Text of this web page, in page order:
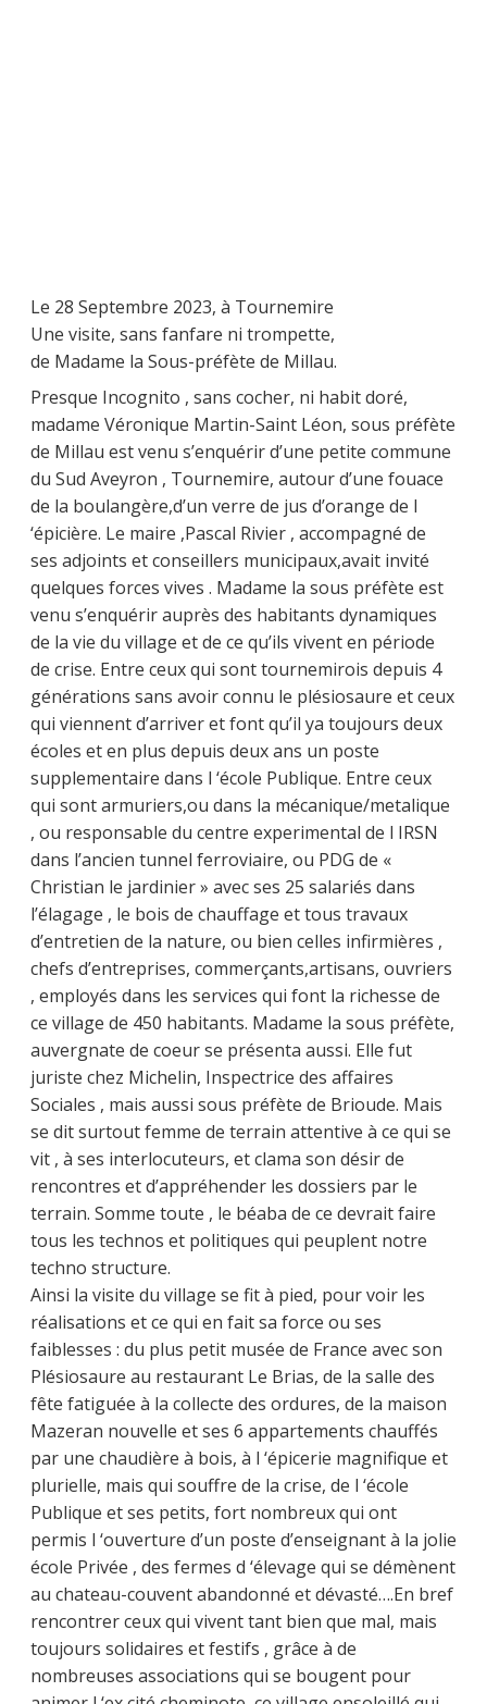
Le 28 Septembre 2023, à Tournemire
Une visite, sans fanfare ni trompette,
de Madame la Sous-préfète de Millau.
Presque Incognito , sans cocher, ni habit doré,
madame Véronique Martin-Saint Léon, sous préfète
de Millau est venu s’enquérir d’une petite commune
du Sud Aveyron , Tournemire, autour d’une fouace
de la boulangère,d’un verre de jus d’orange de l
‘épicière. Le maire ,Pascal Rivier , accompagné de
ses adjoints et conseillers municipaux,avait invité
quelques forces vives . Madame la sous préfète est
venu s’enquérir auprès des habitants dynamiques
de la vie du village et de ce qu’ils vivent en période
de crise. Entre ceux qui sont tournemirois depuis 4
générations sans avoir connu le plésiosaure et ceux
qui viennent d’arriver et font qu’il ya toujours deux
écoles et en plus depuis deux ans un poste
supplementaire dans l ‘école Publique. Entre ceux
qui sont armuriers,ou dans la mécanique/metalique
, ou responsable du centre experimental de l IRSN
dans l’ancien tunnel ferroviaire, ou PDG de «
Christian le jardinier » avec ses 25 salariés dans
l’élagage , le bois de chauffage et tous travaux
d’entretien de la nature, ou bien celles infirmières ,
chefs d’entreprises, commerçants,artisans, ouvriers
, employés dans les services qui font la richesse de
ce village de 450 habitants. Madame la sous préfète,
auvergnate de coeur se présenta aussi. Elle fut
juriste chez Michelin, Inspectrice des affaires
Sociales , mais aussi sous préfète de Brioude. Mais
se dit surtout femme de terrain attentive à ce qui se
vit , à ses interlocuteurs, et clama son désir de
rencontres et d’appréhender les dossiers par le
terrain. Somme toute , le béaba de ce devrait faire
tous les technos et politiques qui peuplent notre
techno structure.
Ainsi la visite du village se fit à pied, pour voir les
réalisations et ce qui en fait sa force ou ses
faiblesses : du plus petit musée de France avec son
Plésiosaure au restaurant Le Brias, de la salle des
fête fatiguée à la collecte des ordures, de la maison
Mazeran nouvelle et ses 6 appartements chauffés
par une chaudière à bois, à l ‘épicerie magnifique et
plurielle, mais qui souffre de la crise, de l ‘école
Publique et ses petits, fort nombreux qui ont
permis l ‘ouverture d’un poste d’enseignant à la jolie
école Privée , des fermes d ‘élevage qui se démènent
au chateau-couvent abandonné et dévasté….En bref
rencontrer ceux qui vivent tant bien que mal, mais
toujours solidaires et festifs , grâce à de
nombreuses associations qui se bougent pour